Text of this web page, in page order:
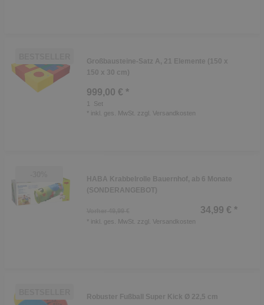
Großbausteine-Satz A, 21 Elemente (150 x
150 x 30 cm)
999,00 € *
Set
* inkl. ges. MwSt. zzgl. Versandkosten
HABA Krabbelrolle Bauernhof, ab 6 Monate
(SONDERANGEBOT)
34,99 € *
* inkl. ges. MwSt. zzgl. Versandkosten
Robuster Fußball Super Kick Ø 22,5 cm